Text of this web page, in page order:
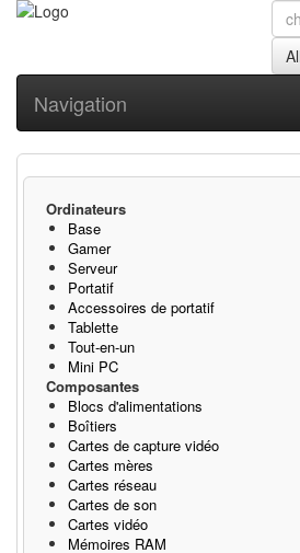
Navigation
Ordinateurs
Base
Gamer
Serveur
Portatif
Accessoires de portatif
Tablette
Tout-en-un
Mini PC
Composantes
Blocs d'alimentations
Boîtiers
Cartes de capture vidéo
Cartes mères
Cartes réseau
Cartes de son
Cartes vidéo
Mémoires RAM